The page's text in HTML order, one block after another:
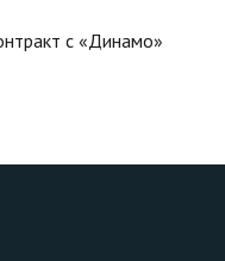
с «Динамо»